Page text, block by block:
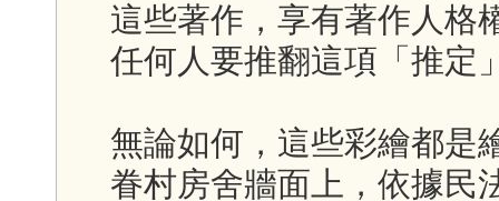
這些著作，享有著作人格
任何人要推翻這項「推定
無論如何，這些彩繪都是
眷村房舍牆面上，依據民